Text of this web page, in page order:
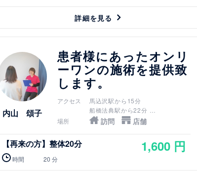
詳細を見る
内山 頌子
患者様にあったオンリ
ーワンの施術を提供致
します。
アクセス
馬込沢駅から15分
船橋法典駅から22分
木下街道の船橋養護学校入り口を入っ
場所 訪問 店舗
【再来の方】整体20分
時間 20 分
1,600 円